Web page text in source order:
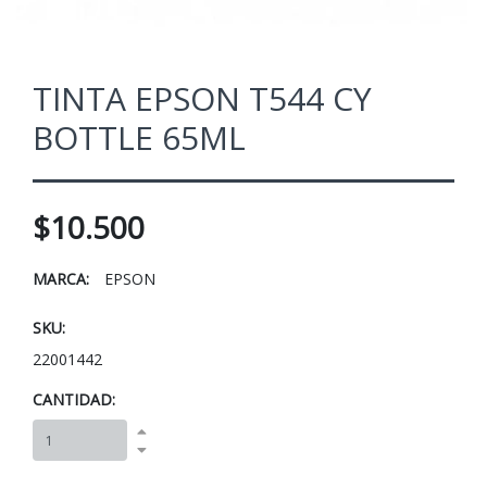
TINTA EPSON T544 CY
BOTTLE 65ML
$10.500
MARCA: EPSON
SKU:
22001442
CANTIDAD: